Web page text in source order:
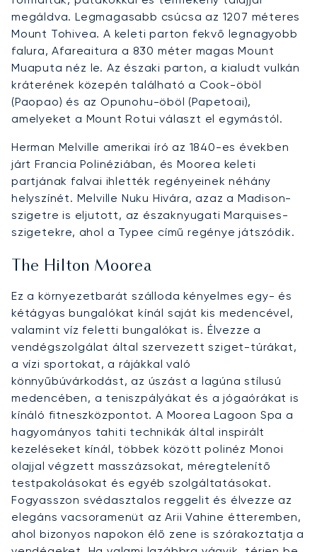
megáldva. Legmagasabb csúcsa az 1207 méteres
Mount Tohivea. A keleti parton fekvő legnagyobb
falura, Afareaitura a 830 méter magas Mount
Muaputa néz le. Az északi parton, a kialudt vulkán
kráterének közepén található a Cook-öböl
(Paopao) és az Opunohu-öböl (Papetoai),
amelyeket a Mount Rotui választ el egymástól.
Herman Melville amerikai író az 1840-es években
járt Francia Polinéziában, és Moorea keleti
partjának falvai ihlették regényeinek néhány
helyszínét. Melville Nuku Hivára, azaz a Madison-
szigetre is eljutott, az északnyugati Marquises-
szigetekre, ahol a Typee című regénye játszódik.
The Hilton Moorea
Ez a környezetbarát szálloda kényelmes egy- és
kétágyas bungalókat kínál saját kis medencével,
valamint víz feletti bungalókat is. Élvezze a
vendégszolgálat által szervezett sziget-túrákat,
a vízi sportokat, a rájákkal való
könnyűbúvárkodást, az úszást a lagúna stílusú
medencében, a teniszpályákat és a jógaórákat is
kínáló fitneszközpontot. A Moorea Lagoon Spa a
hagyományos tahiti technikák által inspirált
kezeléseket kínál, többek között polinéz Monoi
olajjal végzett masszázsokat, méregtelenítő
testpakolásokat és egyéb szolgáltatásokat.
Fogyasszon svédasztalos reggelit és élvezze az
elegáns vacsoramenüt az Arii Vahine étteremben,
ahol bizonyos napokon élő zene is szórakoztatja a